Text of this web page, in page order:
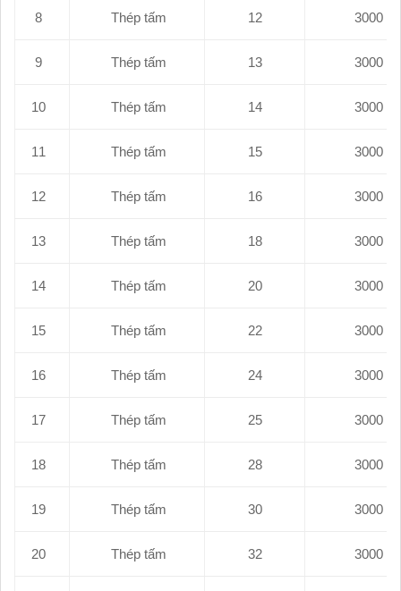
8 Thép tấm 12
9 Thép tấm 13
10 Thép tấm 14
11 Thép tấm 15
12 Thép tấm 16
13 Thép tấm 18
14 Thép tấm 20
15 Thép tấm 22
16 Thép tấm 24
17 Thép tấm 25
18 Thép tấm 28
19 Thép tấm 30
20 Thép tấm 32